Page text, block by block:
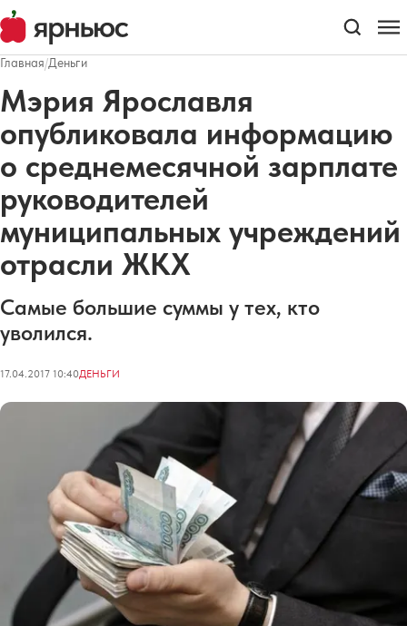
Главная/Деньги
Мэрия Ярославля
опубликовала информацию
о среднемесячной зарплате
руководителей
муниципальных учреждений
отрасли ЖКХ
Самые большие суммы у тех, кто
уволился.
17.04.2017 10:40ДЕНЬГИ